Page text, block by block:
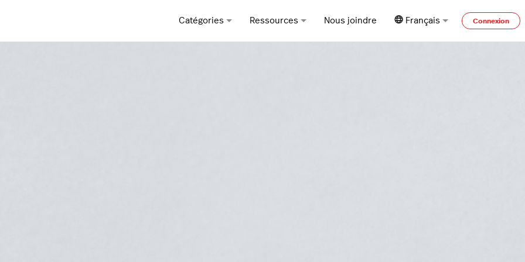
Catégories Ressources Nous joindre Français Connexion